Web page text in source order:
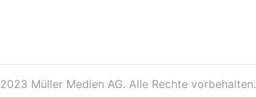
2023 Müller Medien AG. Alle Rechte vorbehalten.